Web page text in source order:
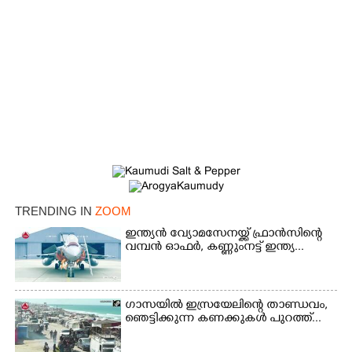
TRENDING IN ZOOM
ഇന്ത്യൻ വ്യോമസേനയ്ക്ക് ഫ്രാൻസിന്റെ
വമ്പൻ ഓഫർ, കണ്ണുംനട്ട് ഇന്ത്യ...
ഗാസയിൽ ഇസ്രയേലിന്റെ താണ്ഡവം,
ഞെട്ടിക്കുന്ന കണക്കുകൾ പുറത്ത്...